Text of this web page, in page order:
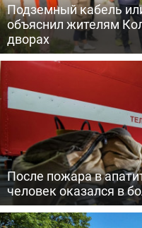
Подземный кабель
объяснил жителям
дворах
После пожара в
человек оказался в